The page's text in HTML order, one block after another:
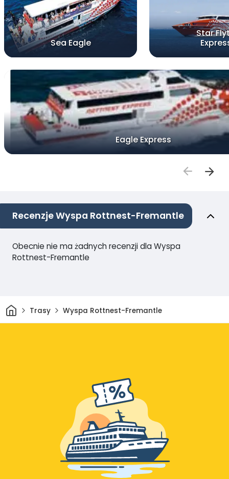
Sea Eagle
Star
Eagle Express
Recenzje Wyspa Rottnest-Fremantle
Obecnie nie ma żadnych recenzji dla Wyspa
Rottnest-Fremantle
DomTrasy Wyspa Rottnest-Fremantle